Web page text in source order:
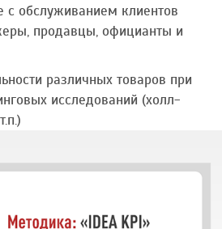
с обслуживанием клиентов
продавцы, официанты и
различных товаров при
исследований (холл-